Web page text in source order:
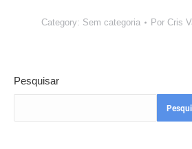
Category: Sem categoria Por Cris
Pesquisar